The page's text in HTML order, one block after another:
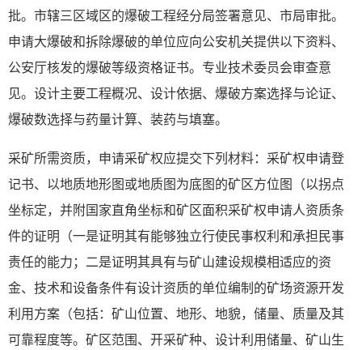
批。市辖三区域区的爆破工程经分局签署意见、市局审批。
申请大爆破和拆除爆破的单位应向公安机关提供以下资料、
公安厅核发的爆破等级资格证书。专业技术委员会审查意
见。设计主要工程概况、设计依据、爆破方案选择与论证、
爆破数选择与药量计算、装药与填塞。
采矿所需资质，申请采矿权应提交下列材料：采矿权申请登
记书、以地质地形图或地质图为底图的矿区方位图（以拐点
坐标定，并附国家直角坐标和矿区面积采矿权申请人资质条
件的证明（一是证明其有能够独立行使民事权利和承担民事
责任的能力；二是证明其具有与矿山建设规模相适应的资
金、技术和设备条件有设计资质的单位编制的矿场资源开发
利用方案（包括：矿山位置、地形、地貌，储量、质量及其
可靠程度等。矿区范围、开采矿种、设计利用储量、矿山生